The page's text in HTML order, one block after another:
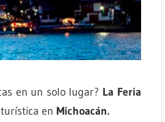
en un solo lugar? La Feria
en Michoacán.